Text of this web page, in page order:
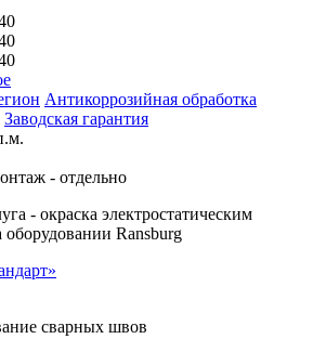
Антикоррозийная обработка
Заводская гарантия
- отдельно
- окраска электростатическим
Ransburg
сварных швов